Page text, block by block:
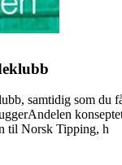
samtidig som du
til Norsk Tipping, h